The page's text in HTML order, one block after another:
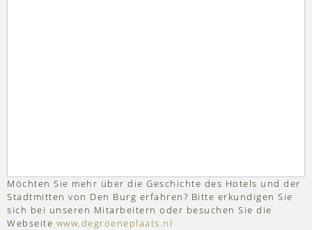
Möchten Sie mehr über die Geschichte des Hotels und der
Stadtmitten von Den Burg erfahren? Bitte erkundigen Sie
sich bei unseren Mitarbeitern oder besuchen Sie die
Webseite www.degroeneplaats.nl